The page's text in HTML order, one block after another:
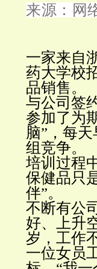
来源：网
一家来自
药大学校
品销售。
与公司签
参加了为
脑”，每
组竞争。
培训过程
保健品只
伴”。
不断有公
好、上升
岁，工作
一位女员